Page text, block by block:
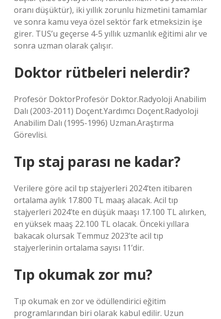
oranı düşüktür), iki yıllık zorunlu hizmetini tamamlar
ve sonra kamu veya özel sektör fark etmeksizin işe
girer. TUS’u geçerse 4-5 yıllık uzmanlık eğitimi alır ve
sonra uzman olarak çalışır.
Doktor rütbeleri nelerdir?
Profesör DoktorProfesör Doktor.Radyoloji Anabilim
Dalı (2003-2011) Doçent.Yardımcı Doçent.Radyoloji
Anabilim Dalı (1995-1996) Uzman.Araştırma
Görevlisi.
Tıp staj parası ne kadar?
Verilere göre acil tıp stajyerleri 2024’ten itibaren
ortalama aylık 17.800 TL maaş alacak. Acil tıp
stajyerleri 2024’te en düşük maaşı 17.100 TL alırken,
en yüksek maaş 22.100 TL olacak. Önceki yıllara
bakacak olursak Temmuz 2023’te acil tıp
stajyerlerinin ortalama sayısı 11’dir.
Tıp okumak zor mu?
Tıp okumak en zor ve ödüllendirici eğitim
programlarından biri olarak kabul edilir. Uzun